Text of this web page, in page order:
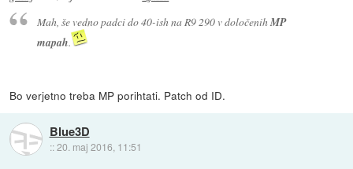
Mah, še vedno padci do 40-ish na R9 290 v določenihMP
mapah.
Bo verjetno treba MP porihtati. Patch od ID.
Blue3D
::20. maj 2016, 11:51